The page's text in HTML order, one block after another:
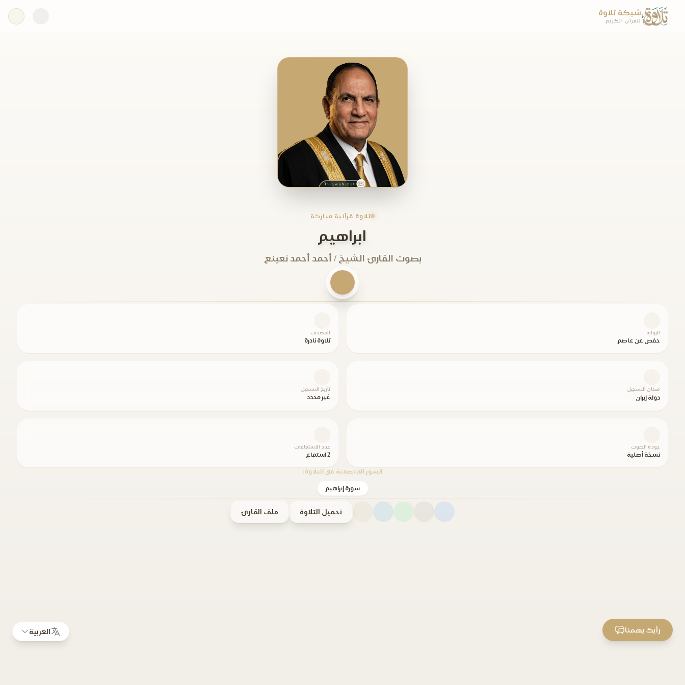
شبكة تلاوة
للقرآن الكريم
تلاوة قرآنية مباركة
ابراهيم
بصوت القارئ الشيخ / أحمد أحمد نعينع
الرواية
حفص عن عاصم
المصحف
تلاوة نادرة
مكان التسجيل
دولة إيران
تاريخ التسجيل
غير محدد
جودة الصوت
نسخة أصلية
عدد الاستماعات
2 استماع
السور المتضمنة في التلاوة:
سورة إبراهيم
تحميل التلاوة ملف القارئ
العربية رأيك يهمنا